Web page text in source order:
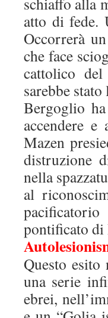
atto di fede.
Occorrerà
che face
cattolico
sarebbe
Bergoglio
accendere
Mazen
distruzione
nella
al
pontificato di
Questo esito
una serie
ebrei,